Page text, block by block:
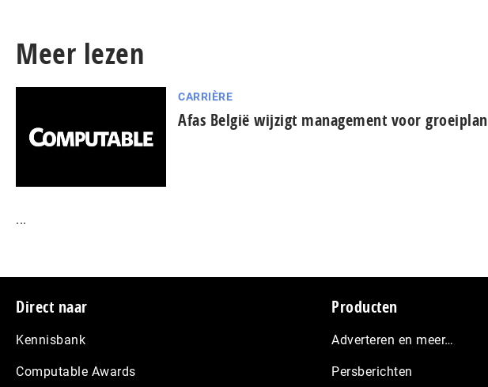
Meer lezen
CARRIÈRE
Afas België wijzigt management voor groeiplan
...
Footer
Direct naar
Kennisbank
Computable Awards
Producten
Adverteren en meer…
Persberichten